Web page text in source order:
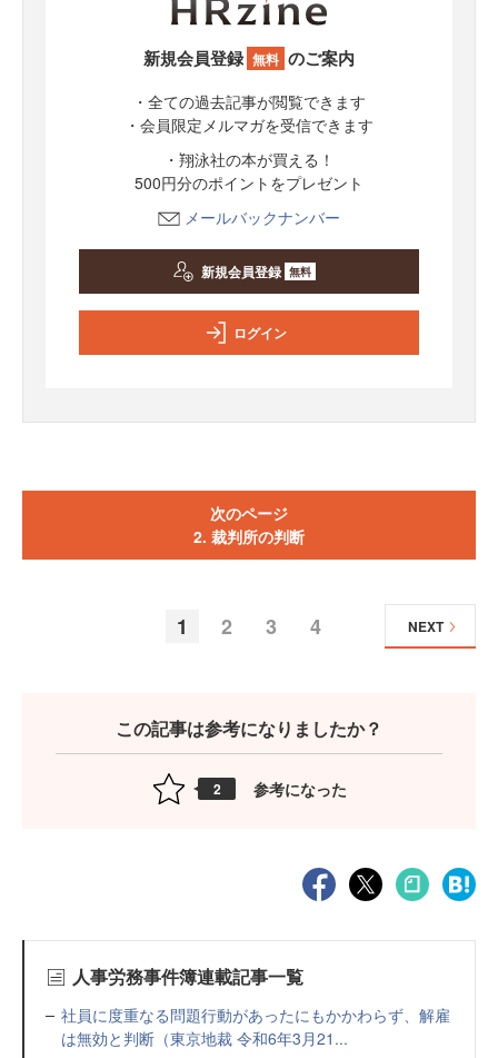
新規会員登録 無料 のご案内
・全ての過去記事が閲覧できます
・会員限定メルマガを受信できます
・翔泳社の本が買える！
500円分のポイントをプレゼント
メールバックナンバー
新規会員登録 無料
ログイン
次のページ
2. 裁判所の判断
1 2 3 4 NEXT
この記事は参考になりましたか？
2 参考になった
人事労務事件簿連載記事一覧
社員に度重なる問題行動があったにもかかわらず、解雇
は無効と判断（東京地裁 令和6年3月21...